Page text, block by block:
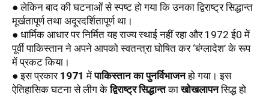
● लेकिन बाद की घटनाओं से स्पष्ट हो गया कि उनका द्विराष्ट्र सिद्धान्त
मूर्खतापूर्ण तथा अदूरदर्शितापूर्ण था।
● धार्मिक आधार पर निर्मित यह राज्य स्थाई नहीं रहा और 1972 ई0 में
पूर्वी पाकिस्तान ने अपने आपको स्वतन्त्रा घोषित कर ‘बंग्लादेश’ के रूप
में प्रकट किया।
● इस प्रकार 1971 में पाकिस्तान का पुनर्विभाजन हो गया। इस
ऐतिहासिक घटना से लीग के द्विराष्ट्र सिद्धान्त का खोखलापन सिद्ध हो